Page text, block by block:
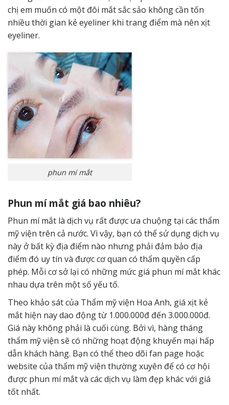
chị em muốn có một đôi mắt sắc sảo không cần tốn
nhiều thời gian kẻ eyeliner khi trang điểm mà nên xịt
eyeliner.
phun mí mắt
Phun mí mắt giá bao nhiêu?
Phun mí mắt là dịch vụ rất được ưa chuộng tại các thẩm
mỹ viện trên cả nước. Vì vậy, bạn có thể sử dụng dịch vụ
này ở bất kỳ địa điểm nào nhưng phải đảm bảo địa
điểm đó uy tín và được cơ quan có thẩm quyền cấp
phép. Mỗi cơ sở lại có những mức giá phun mí mắt khác
nhau dựa trên một số yếu tố.
Theo khảo sát của Thẩm mỹ viện Hoa Anh, giá xịt kẻ
mắt hiện nay dao động từ 1.000.000đ đến 3.000.000đ.
Giá này không phải là cuối cùng. Bởi vì, hàng tháng
thẩm mỹ viện sẽ có những hoạt động khuyến mại hấp
dẫn khách hàng. Bạn có thể theo dõi fan page hoặc
website của thẩm mỹ viện thường xuyên để có cơ hội
được phun mí mắt và các dịch vụ làm đẹp khác với giá
tốt nhất.